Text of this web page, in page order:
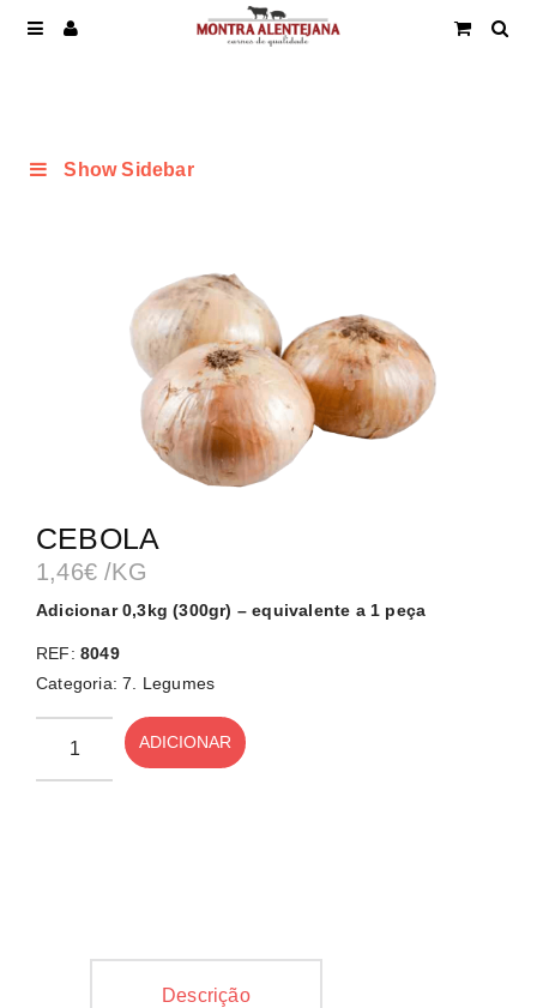
Show Sidebar
CEBOLA
1,46€ /KG
Adicionar 0,3kg (300gr) – equivalente a 1 peça
REF: 8049
Categoria:7. Legumes
ADICIONAR
Descrição